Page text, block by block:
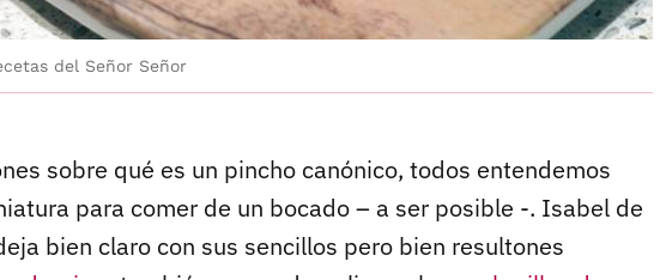
del Señor Señor
sobre qué es un pincho canónico, todos entendemos
para comer de un bocado – a ser posible -. Isabel de
bien claro con sus sencillos pero bien resultones